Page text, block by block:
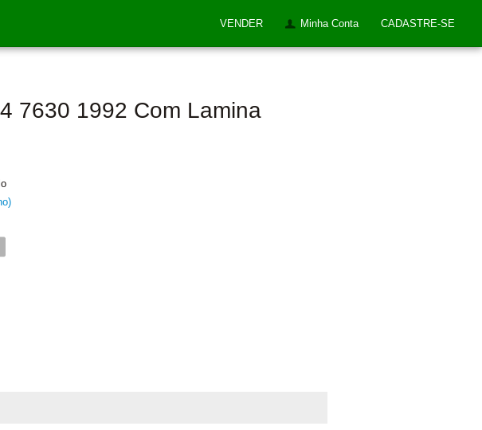
VENDER Minha Conta CADASTRE-SE
7630 1992 Com Lamina